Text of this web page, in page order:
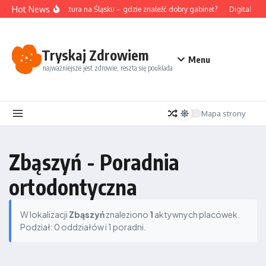
Przejdź do treści
Hot NewsAkupunktura na Śląsku – gdzie znaleźć dobry gabinet? Digital
Tryskaj Zdrowiem
najważniejsze jest zdrowie, reszta się poukłada
Menu
Mapa strony
Zbąszyń - Poradnia
ortodontyczna
W lokalizacji Zbąszyńznaleziono 1 aktywnych placówek.
Podział: 0 oddziałów i 1 poradni.